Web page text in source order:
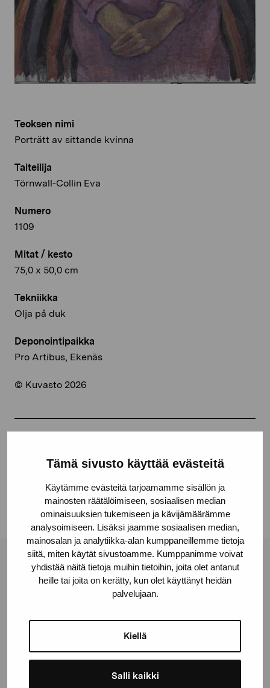
Tämä sivusto käyttää evästeitä
Käytämme evästeitä tarjoamamme sisällön ja
mainosten räätälöimiseen, sosiaalisen median
ominaisuuksien tukemiseen ja kävijämäärämme
analysoimiseen. Lisäksi jaamme sosiaalisen median,
mainosalan ja analytiikka-alan kumppaneillemme tietoja
siitä, miten käytät sivustoamme. Kumppanimme voivat
yhdistää näitä tietoja muihin tietoihin, joita olet antanut
heille tai joita on kerätty, kun olet käyttänyt heidän
palvelujaan.
Kiellä
Salli kaikki
Teoksen nimi
Porträtt av sittande kvinna
Taiteilija
Törnwall-Collin Eva
Numero
1109
Mitat / kesto
75,0 x 50,0 cm
Tekniikka
Olja på duk
Deponointipaikka
Pro Artibus, Ekenäs
© Kuvasto 2026
Facebook
Linkedin
Pro Artibus -säätiö
10600 Tammisaari
+358 (0)50 371 6339